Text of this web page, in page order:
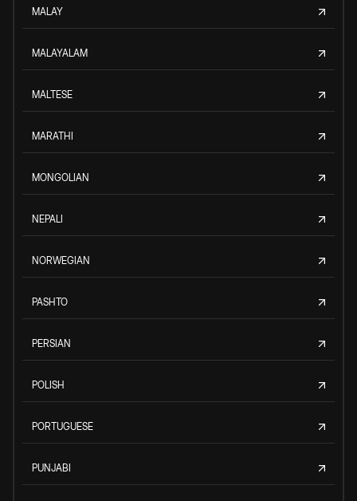
MALAY
MALAYALAM
MALTESE
MARATHI
MONGOLIAN
NEPALI
NORWEGIAN
PASHTO
PERSIAN
POLISH
PORTUGUESE
PUNJABI